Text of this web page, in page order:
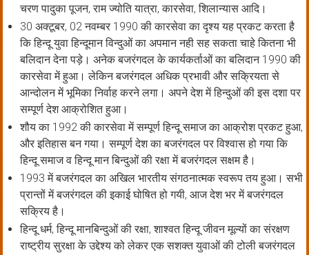
चरण पादुका पूजन, राम ज्योति यात्रा, कारसेवा, शिलान्यास आदि।
30 अक्टूबर, 02 नवम्बर 1990 की कारसेवा का दृश्य यह प्रकट करता है
कि हिन्दू युवा हिन्दूमान विन्दुओं का अपमान नही सह सकता चाहे कितना भी
बलिदान देना पड़े। अनेक बजरंगदल के कार्यकर्ताओं का बलिदान 1990 की
कारसेवा में हुआ। लेकिन बजरंगदल अधिक प्रभावी और सक्रियता से
आन्दोलन में भूमिका निर्वाह करने लगा। अपने देश में हिन्दुओं की इस दशा पर
सम्पूर्ण देश आक्रोशित हुआ।
शौय का 1992 की कारसेवा में सम्पूर्ण हिन्दू समाज का आक्रोश प्रकट हुआ,
और इतिहास बन गया। सम्पूर्ण देश का बजरंगदल पर विश्वास हो गया कि
हिन्दू समाज व हिन्दू मान बिन्दुओं की रक्षा में बजरंगदल सक्षम है।
1993 में बजरंगदल का अखिल भारतीय संगठनात्मक स्वरूप तय हुआ। सभी
प्रान्तों में बजरंगदल की इकाई घोषित हो गयी, आज देश भर में बजरंगदल
सक्रिय है।
हिन्दू धर्म, हिन्दू मानबिन्दुओं की रक्षा, शाश्वत हिन्दू जीवन मूल्यों का संरक्षण
राष्ट्रीय सुरक्षा के उद्देश्य को लेकर एक सशक्त युवाओं की टोली बजरंगदल